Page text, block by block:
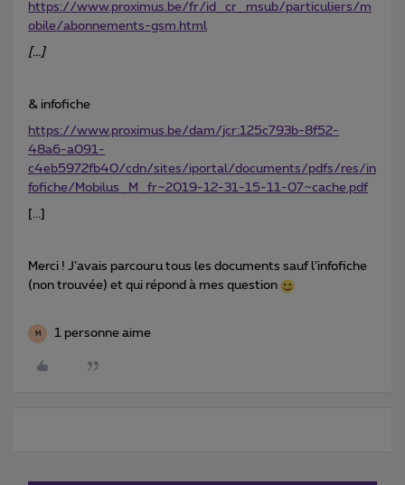
https://www.proximus.be/fr/id_cr_msub/particuliers/m
obile/abonnements-gsm.html
[...]
& infofiche
https://www.proximus.be/dam/jcr:125c793b-8f52-
48a6-a091-
c4eb5972fb40/cdn/sites/iportal/documents/pdfs/res/in
fofiche/Mobilus_M_fr~2019-12-31-15-11-07~cache.pdf
[...]
Merci ! J’avais parcouru tous les documents sauf l’infofiche
(non trouvée) et qui répond à mes question
M 1 personne aime